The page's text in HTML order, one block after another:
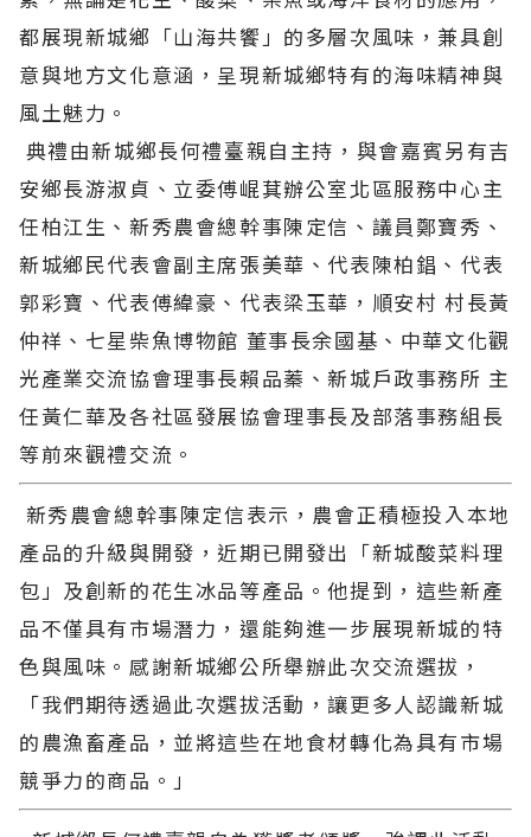
都展現新城鄉「山海共饗」的多層次風味，兼具創
意與地方文化意涵，呈現新城鄉特有的海味精神與
風土魅力。
典禮由新城鄉長何禮臺親自主持，與會嘉賓另有吉
安鄉長游淑貞、立委傅崐萁辦公室北區服務中心主
任柏江生、新秀農會總幹事陳定信、議員鄭寶秀、
新城鄉民代表會副主席張美華、代表陳柏錩、代表
郭彩寶、代表傅緯豪、代表梁玉華，順安村 村長黃
仲祥、七星柴魚博物館 董事長余國基、中華文化觀
光產業交流協會理事長賴品蓁、新城戶政事務所 主
任黃仁華及各社區發展協會理事長及部落事務組長
等前來觀禮交流。
新秀農會總幹事陳定信表示，農會正積極投入本地
產品的升級與開發，近期已開發出「新城酸菜料理
包」及創新的花生冰品等產品。他提到，這些新產
品不僅具有市場潛力，還能夠進一步展現新城的特
色與風味。感謝新城鄉公所舉辦此次交流選拔，
「我們期待透過此次選拔活動，讓更多人認識新城
的農漁畜產品，並將這些在地食材轉化為具有市場
競爭力的商品。」